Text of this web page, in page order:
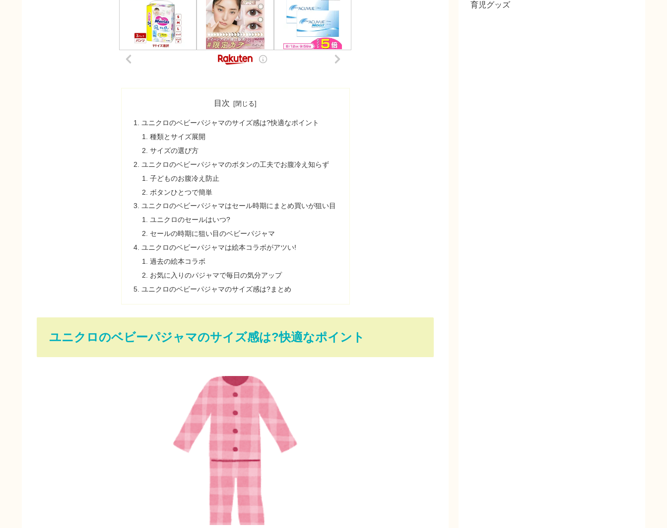
目次
ユニクロのベビーパジャマのサイズ感は?快適なポイント
種類とサイズ展開
サイズの選び方
ユニクロのベビーパジャマのボタンの工夫でお腹冷え知らず
子どものお腹冷え防止
ボタンひとつで簡単
ユニクロのベビーパジャマはセール時期にまとめ買いが狙い目
ユニクロのセールはいつ?
セールの時期に狙い目のベビーパジャマ
ユニクロのベビーパジャマは絵本コラボがアツい!
過去の絵本コラボ
お気に入りのパジャマで毎日の気分アップ
ユニクロのベビーパジャマのサイズ感は?まとめ
ユニクロのベビーパジャマのサイズ感は?快適なポイント
育児グッズ